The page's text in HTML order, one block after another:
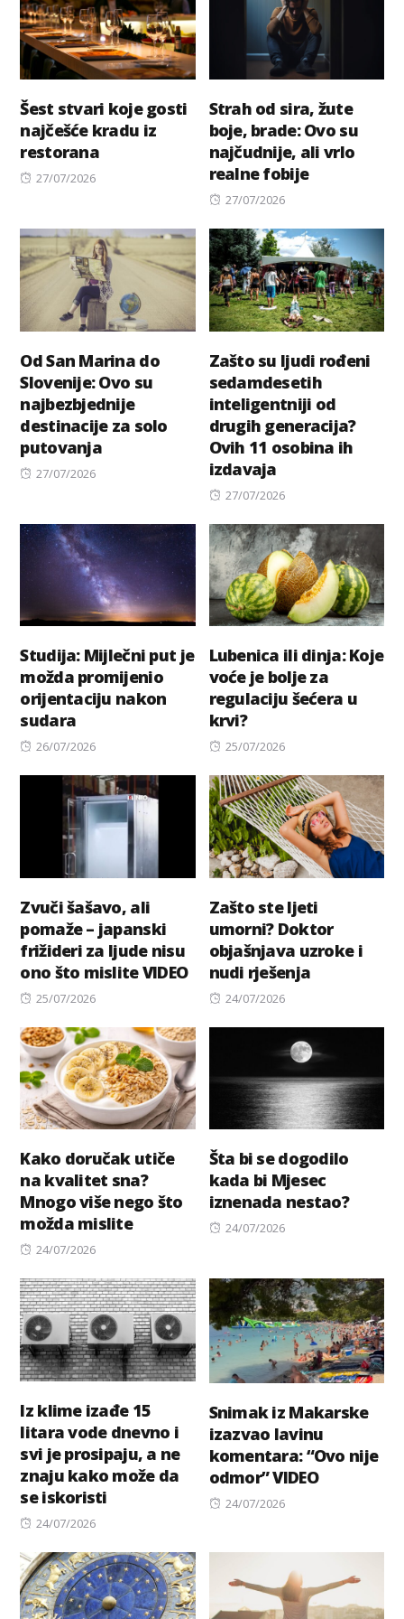
Šest stvari koje gosti
najčešće kradu iz
restorana
Posted
27/07/2026
Strah od sira, žute
boje, brade: Ovo su
najčudnije, ali vrlo
realne fobije
Posted
27/07/2026
Od San Marina do
Slovenije: Ovo su
najbezbjednije
destinacije za solo
putovanja
Posted
27/07/2026
Zašto su ljudi rođeni
sedamdesetih
inteligentniji od
drugih generacija?
Ovih 11 osobina ih
izdavaja
Posted
27/07/2026
Studija: Mijlečni put je
možda promijenio
orijentaciju nakon
sudara
Posted
26/07/2026
Lubenica ili dinja: Koje
voće je bolje za
regulaciju šećera u
krvi?
Posted
25/07/2026
Zvuči šašavo, ali
pomaže – japanski
frižideri za ljude nisu
ono što mislite VIDEO
Posted
25/07/2026
Zašto ste ljeti
umorni? Doktor
objašnjava uzroke i
nudi rješenja
Posted
24/07/2026
Kako doručak utiče
na kvalitet sna?
Mnogo više nego što
možda mislite
Posted
24/07/2026
Šta bi se dogodilo
kada bi Mjesec
iznenada nestao?
Posted
24/07/2026
Iz klime izađe 15
litara vode dnevno i
svi je prosipaju, a ne
znaju kako može da
se iskoristi
Posted
24/07/2026
Snimak iz Makarske
izazvao lavinu
komentara: “Ovo nije
odmor” VIDEO
Posted
24/07/2026